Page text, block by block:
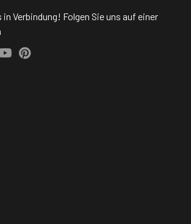
Verbindung! Folgen Sie uns auf einer